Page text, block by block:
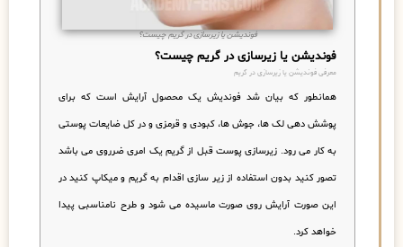
فوندیشن یا زیرسازی در گریم چیست؟
فوندیشن یا زیرسازی در گریم چیست؟
معرفی فوندیشن یا زیرسازی در گریم
همانطور که بیان شد فوندیش یک محصول آرایش است که برای
پوشش دهی لک ها، جوش ها، کبودی و قرمزی و در کل ضایعات پوستی
به کار می رود. زیرسازی پوست قبل از گریم یک امری ضرروی می باشد
تصور کنید بدون استفاده از زیر سازی اقدام به گریم و میکاپ کنید در
این صورت آرایش روی صورت ماسیده می شود و طرح نامناسبی پیدا
خواهد کرد.